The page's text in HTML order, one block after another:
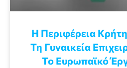
Η Περιφέρεια
Τη Γυναικεία
Το Ευρωπαϊκό